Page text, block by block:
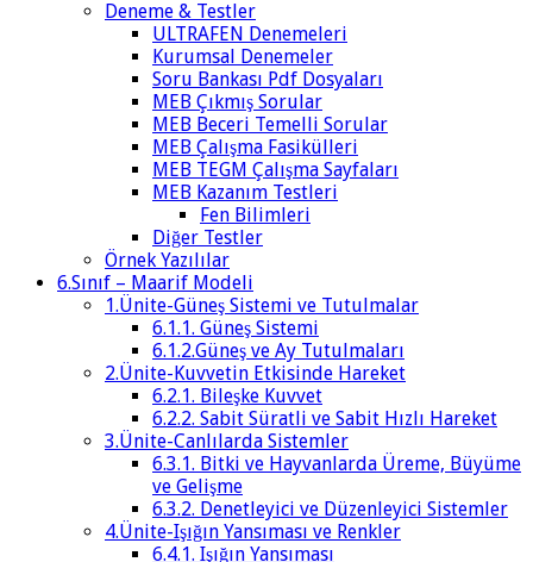
Deneme & Testler
ULTRAFEN Denemeleri
Kurumsal Denemeler
Soru Bankası Pdf Dosyaları
MEB Çıkmış Sorular
MEB Beceri Temelli Sorular
MEB Çalışma Fasikülleri
MEB TEGM Çalışma Sayfaları
MEB Kazanım Testleri
Fen Bilimleri
Diğer Testler
Örnek Yazılılar
6.Sınıf – Maarif Modeli
1.Ünite-Güneş Sistemi ve Tutulmalar
6.1.1. Güneş Sistemi
6.1.2.Güneş ve Ay Tutulmaları
2.Ünite-Kuvvetin Etkisinde Hareket
6.2.1. Bileşke Kuvvet
6.2.2. Sabit Süratli ve Sabit Hızlı Hareket
3.Ünite-Canlılarda Sistemler
6.3.1. Bitki ve Hayvanlarda Üreme, Büyüme
ve Gelişme
6.3.2. Denetleyici ve Düzenleyici Sistemler
4.Ünite-Işığın Yansıması ve Renkler
6.4.1. Işığın Yansıması